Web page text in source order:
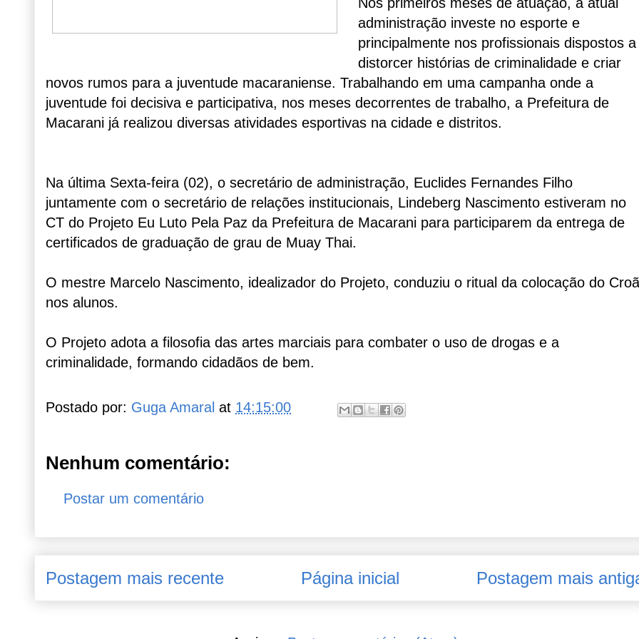
administração investe no esporte e
principalmente nos profissionais dispostos a
distorcer histórias de criminalidade e criar
novos rumos para a juventude macaraniense. Trabalhando em uma campanha onde a
juventude foi decisiva e participativa, nos meses decorrentes de trabalho, a Prefeitura de
Macarani já realizou diversas atividades esportivas na cidade e distritos.
Na última Sexta-feira (02), o secretário de administração, Euclides Fernandes Filho
juntamente com o secretário de relações institucionais, Lindeberg Nascimento estiveram no
CT do Projeto Eu Luto Pela Paz da Prefeitura de Macarani para participarem da entrega de
certificados de graduação de grau de Muay Thai.
O mestre Marcelo Nascimento, idealizador do Projeto, conduziu o ritual da colocação do Croã
nos alunos.
O Projeto adota a filosofia das artes marciais para combater o uso de drogas e a
criminalidade, formando cidadãos de bem.
Postado por: Guga Amaral at 14:15:00
Nenhum comentário:
Postar um comentário
Postagem mais recente Postagem mais
Página inicial